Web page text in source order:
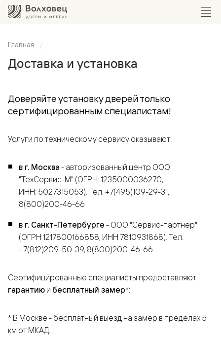
Главная
Доставка и установка
Доверяйте установку дверей только
сертифицированным специалистам!
Услуги по техническому сервису оказывают:
в г. Москва - авторизованный центр ООО
"ТехСервис-М" (ОГРН: 1235000036270,
ИНН: 5027315053). Тел. +7(495)109-29-31,
8(800)200-46-66
в г. Санкт-Петербурге - ООО "Сервис-партнер"
(ОГРН 1217800166858, ИНН 7810931868). Тел.
+7(812)209-50-39, 8(800)200-46-66
Сертифицированные специалисты предоставляют
гарантию и бесплатный замер*:
* В Москве - бесплатный выезд на замер в пределах 5
км от МКАД.